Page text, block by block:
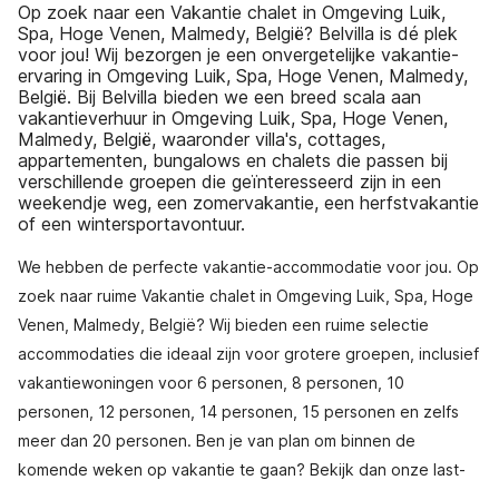
Op zoek naar een Vakantie chalet in Omgeving Luik,
Spa, Hoge Venen, Malmedy, België? Belvilla is dé plek
voor jou! Wij bezorgen je een onvergetelijke vakantie-
ervaring in Omgeving Luik, Spa, Hoge Venen, Malmedy,
België. Bij Belvilla bieden we een breed scala aan
vakantieverhuur in Omgeving Luik, Spa, Hoge Venen,
Malmedy, België, waaronder villa's, cottages,
appartementen, bungalows en chalets die passen bij
verschillende groepen die geïnteresseerd zijn in een
weekendje weg, een zomervakantie, een herfstvakantie
of een wintersportavontuur.
We hebben de perfecte vakantie-accommodatie voor jou. Op
zoek naar ruime Vakantie chalet in Omgeving Luik, Spa, Hoge
Venen, Malmedy, België? Wij bieden een ruime selectie
accommodaties die ideaal zijn voor grotere groepen, inclusief
vakantiewoningen voor 6 personen, 8 personen, 10
personen, 12 personen, 14 personen, 15 personen en zelfs
meer dan 20 personen. Ben je van plan om binnen de
komende weken op vakantie te gaan? Bekijk dan onze last-